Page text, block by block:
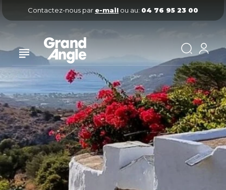
Contactez-nous par e-mail ou au: 04 76 95 23 00